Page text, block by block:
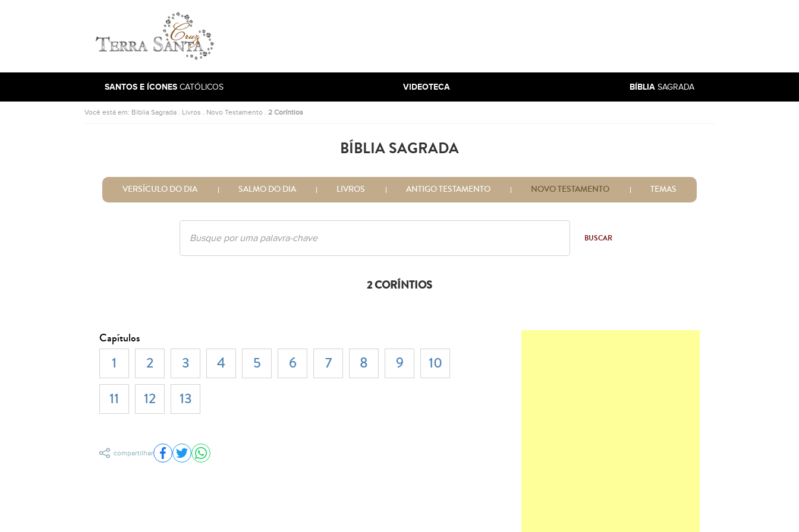
Ir para a página inicial
SANTOS E ÍCONES CATÓLICOS VIDEOTECA BÍBLIA SAGRADA
Você está em: Bíblia Sagrada . Livros . Novo Testamento . 2 Coríntios
BÍBLIA SAGRADA
VERSÍCULO DO DIA SALMO DO DIA LIVROS ANTIGO TESTAMENTO NOVO TESTAMENTO TEMAS
BUSCAR
2 CORÍNTIOS
Capítulos
1 2 3 4 5 6 7 8 9
10
11
12 13
compartilhar Compartilhar no Facebook
Compartilhar no Twitter
Compartilhar no WhatsApp